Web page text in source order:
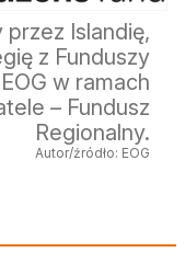
Islandię,
z Funduszy
w ramach
– Fundusz
Regionalny.
Autor/źródło: EOG